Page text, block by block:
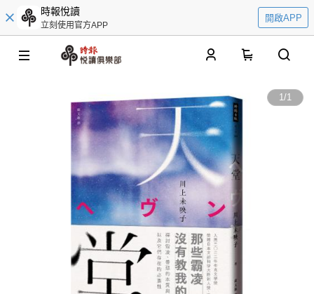
時報悅讀
立刻使用官方APP
開啟APP
1/1